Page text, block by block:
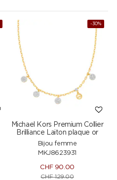
-30%
Michael Kors Premium Collier
Brilliance Laiton plaque or
Bijou femme
MKJ8623931
CHF90.00
CHF129.00